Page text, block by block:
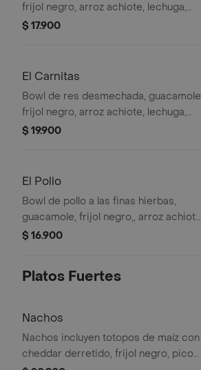
frijol negro, arroz achiote, lechuga,
queso y salsa verde (contiene
$ 17.900
El Carnitas
Bowl de res desmechada, guacamole,
frijol negro, arroz achiote, lechuga,
queso y salsa verde (contiene
$ 19.900
El Pollo
Bowl de pollo a las finas hierbas,
guacamole, frijol negro,, arroz achiote,
lechuga, queso y salsa verde
$ 16.900
Platos Fuertes
Nachos
Nachos incluyen totopos de maíz con
cheddar derretido, frijol negro, pico